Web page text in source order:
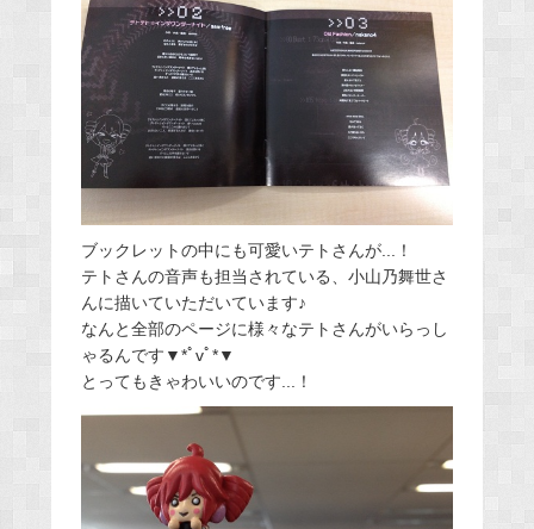
ブックレットの中にも可愛いテトさんが...！
テトさんの音声も担当されている、小山乃舞世さ
んに描いていただいています♪
なんと全部のページに様々なテトさんがいらっし
ゃるんです▼*ﾟvﾟ*▼
とってもきゃわいいのです...！